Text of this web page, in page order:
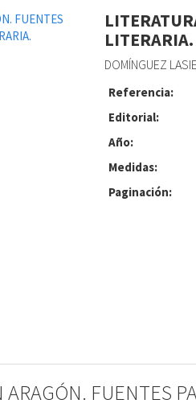
LITERARIA.
DOMÍNGUEZ
Referencia:
Editorial:
Año:
Medidas:
Paginación:
ARAGÓN. FUENTES